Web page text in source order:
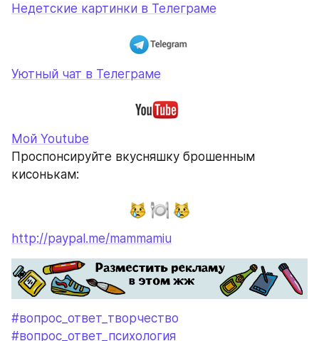
Недетские картинки в Телеграме
Уютный чат в Телеграме
Мой Youtube
Проспонсируйте вкусняшку брошенным
кисонькам:
http://paypal.me/mammamiu
#вопрос_ответ_творчество
#вопрос_ответ_психология